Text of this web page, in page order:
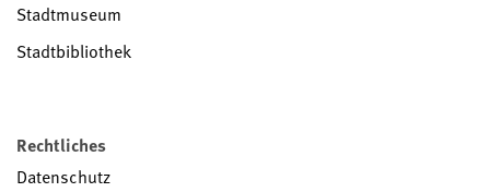
Stadtmuseum
Stadtbibliothek
Rechtliches
Datenschutz